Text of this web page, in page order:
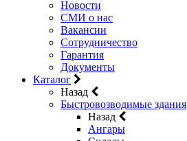
Новости
СМИ о нас
Вакансии
Сотрудничество
Гарантия
Документы
Каталог
Назад
Быстровозводимые здания
Назад
Ангары